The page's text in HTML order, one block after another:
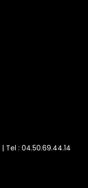
| Tel : 04.50.69.44.14